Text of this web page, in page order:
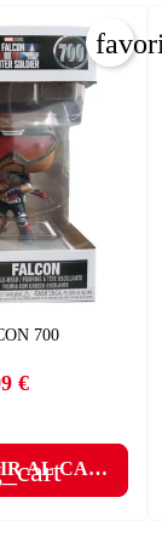
700
€
AL CARRITO
×
×
×